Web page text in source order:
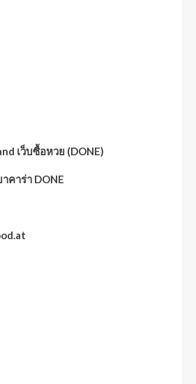
เว็บซื้อหวย (DONE)
คาร่า DONE